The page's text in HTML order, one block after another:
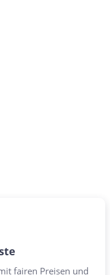
fairen Preisen und